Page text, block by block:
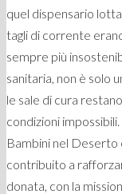
quel dispensario
tagli di corrente
sempre più
sanitaria, non è solo
le sale di cura
condizioni
Bambini nel Deserto
contribuito a
donata, con la